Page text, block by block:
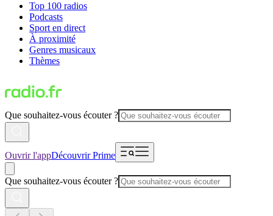
Top 100 radios
Podcasts
Sport en direct
À proximité
Genres musicaux
Thèmes
Que souhaitez-vous écouter ?
Ouvrir l'appDécouvrir Prime
Que souhaitez-vous écouter ?